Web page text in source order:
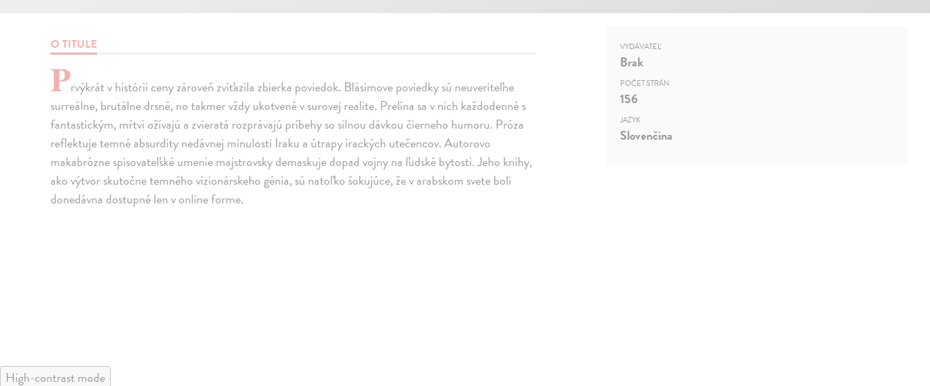
O TITULE
Prvýkrát v histórii ceny zároveň zvíťazila zbierka poviedok. Blásimove poviedky sú neuveriteľne
surreálne, brutálne drsné, no takmer vždy ukotvené v surovej realite. Prelína sa v nich každodenné s
fantastickým, mŕtvi ožívajú a zvieratá rozprávajú príbehy so silnou dávkou čierneho humoru. Próza
reflektuje temné absurdity nedávnej minulosti Iraku a útrapy irackých utečencov. Autorovo
makabrózne spisovateľské umenie majstrovsky demaskuje dopad vojny na ľudské bytosti. Jeho knihy,
ako výtvor skutočne temného vizionárskeho génia, sú natoľko šokujúce, že v arabskom svete boli
donedávna dostupné len v online forme.
VYDAVATEĽ
Brak
POČET STRÁN
156
JAZYK
Slovenčina
High-contrast mode